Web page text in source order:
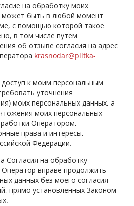
на обработку моих
может быть в любой момент
с помощью которой такое
в том числе путем
об отзыве согласия на адрес
krasnodar@plitka-
к моим персональным
уточнения
моих персональных данных, а
моих персональных
Оператором,
права и интересы,
Федерации.
Согласия на обработку
вправе продолжить
данных без моего согласия
прямо установленных Законом